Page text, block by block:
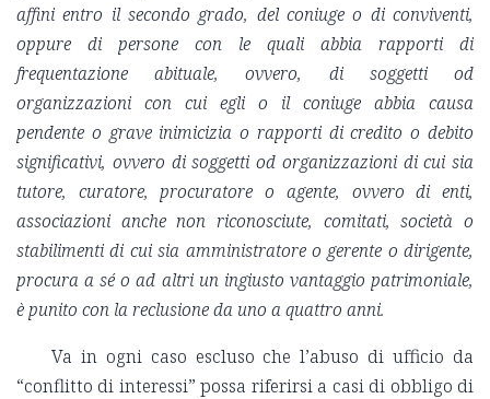
affini entro il secondo grado, del coniuge o di conviventi,
oppure di persone con le quali abbia rapporti di
frequentazione abituale, ovvero, di soggetti od
organizzazioni con cui egli o il coniuge abbia causa
pendente o grave inimicizia o rapporti di credito o debito
significativi, ovvero di soggetti od organizzazioni di cui sia
tutore, curatore, procuratore o agente, ovvero di enti,
associazioni anche non riconosciute, comitati, società o
stabilimenti di cui sia amministratore o gerente o dirigente,
procura a sé o ad altri un ingiusto vantaggio patrimoniale,
è punito con la reclusione da uno a quattro anni.
Va in ogni caso escluso che l’abuso di ufficio da
“conflitto di interessi” possa riferirsi a casi di obbligo di